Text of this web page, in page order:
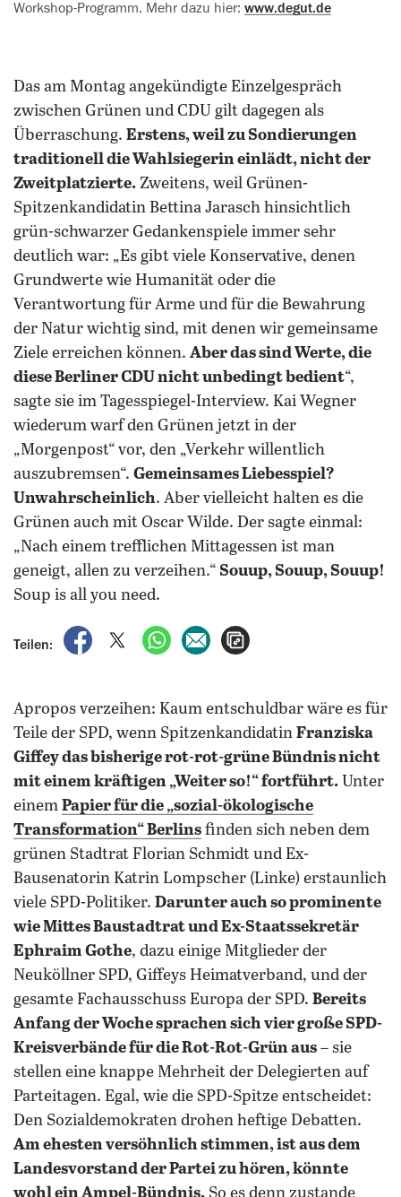
Workshop-Programm. Mehr dazu hier: www.degut.de
Das am Montag angekündigte Einzelgespräch
zwischen Grünen und CDU gilt dagegen als
Überraschung. Erstens, weil zu Sondierungen
traditionell die Wahlsiegerin einlädt, nicht der
Zweitplatzierte. Zweitens, weil Grünen-
Spitzenkandidatin Bettina Jarasch hinsichtlich
grün-schwarzer Gedankenspiele immer sehr
deutlich war: „Es gibt viele Konservative, denen
Grundwerte wie Humanität oder die
Verantwortung für Arme und für die Bewahrung
der Natur wichtig sind, mit denen wir gemeinsame
Ziele erreichen können. Aber das sind Werte, die
diese Berliner CDU nicht unbedingt bedient“,
sagte sie im Tagesspiegel-Interview. Kai Wegner
wiederum warf den Grünen jetzt in der
„Morgenpost“ vor, den „Verkehr willentlich
auszubremsen“. Gemeinsames Liebesspiel?
Unwahrscheinlich. Aber vielleicht halten es die
Grünen auch mit Oscar Wilde. Der sagte einmal:
„Nach einem trefflichen Mittagessen ist man
geneigt, allen zu verzeihen.“ Souup, Souup, Souup!
Soup is all you need.
Teilen:
auf Facebook teilen
auf X teilenper WhatsApp teilen
per E-Mail teilen
Apropos verzeihen: Kaum entschuldbar wäre es für
Teile der SPD, wenn Spitzenkandidatin Franziska
Giffey das bisherige rot-rot-grüne Bündnis nicht
mit einem kräftigen „Weiter so!“ fortführt. Unter
einem Papier für die „sozial-ökologische
Transformation“ Berlins finden sich neben dem
grünen Stadtrat Florian Schmidt und Ex-
Bausenatorin Katrin Lompscher (Linke) erstaunlich
viele SPD-Politiker. Darunter auch so prominente
wie Mittes Baustadtrat und Ex-Staatssekretär
Ephraim Gothe, dazu einige Mitglieder der
Neuköllner SPD, Giffeys Heimatverband, und der
gesamte Fachausschuss Europa der SPD. Bereits
Anfang der Woche sprachen sich vier große SPD-
Kreisverbände für die Rot-Rot-Grün aus – sie
stellen eine knappe Mehrheit der Delegierten auf
Parteitagen. Egal, wie die SPD-Spitze entscheidet:
Den Sozialdemokraten drohen heftige Debatten.
Am ehesten versöhnlich stimmen, ist aus dem
Landesvorstand der Partei zu hören, könnte
wohl ein Ampel-Bündnis. So es denn zustande